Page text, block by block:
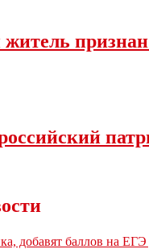
добавят баллов на ЕГЭ